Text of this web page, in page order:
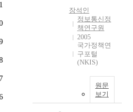
장석인
정보통신정
책연구원
2005
국가정책연
구포털
(NKIS)
원문
보기